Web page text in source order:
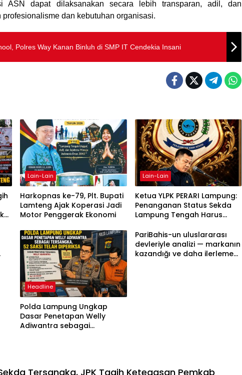
ASN dapat dilaksanakan secara lebih transparan, adil, dan
profesionalisme dan kebutuhan organisasi.
Polres Way Kanan Binluh di SMP IT Cendekia Insani
Lain-Lain
Harkopnas ke-79, Plt. Bupati
Lamteng Ajak Koperasi Jadi
Motor Penggerak Ekonomi
Lain-Lain
Ketua YLPK PERARI Lampung:
Penanganan Status Sekda
Lampung Tengah Harus
Tekanan Opini
Headline
Polda Lampung Ungkap
Dasar Penetapan Welly
Adiwantra sebagai
PariBahis-un uluslararası
devleriyle analizi — markanın
kazandığı ve daha ilerlemesi
Tersangka, JPK Tagih Ketegasan Pemkab